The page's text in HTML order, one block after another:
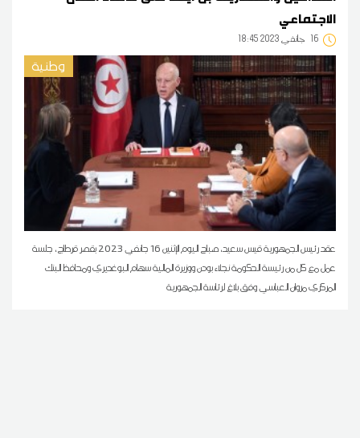
الاجتماعي
16 18:45 2023 جانفي
وطنية
عقد رئيس الجمهورية قيس سعيد، صباح اليوم الإثنين 16 جانفي 2023 بقصر قرطاج، جلسة
عمل مع كل من رئيسة الحكومة نجلاء بودن ووزيرة المالية سهام البوغديري ومحافظ البنك
المركزي مروان العباسي وفق بلاغ لرئاسة الجمهورية